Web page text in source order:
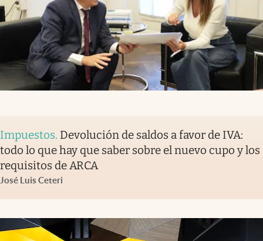
Impuestos. Devolución de saldos a favor de IVA:
todo lo que hay que saber sobre el nuevo cupo y los
requisitos de ARCA
José Luis Ceteri